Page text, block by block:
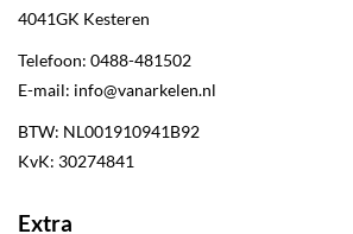
4041GK Kesteren
Telefoon: 0488-481502
E-mail: info@vanarkelen.nl
BTW: NL001910941B92
KvK: 30274841
Extra